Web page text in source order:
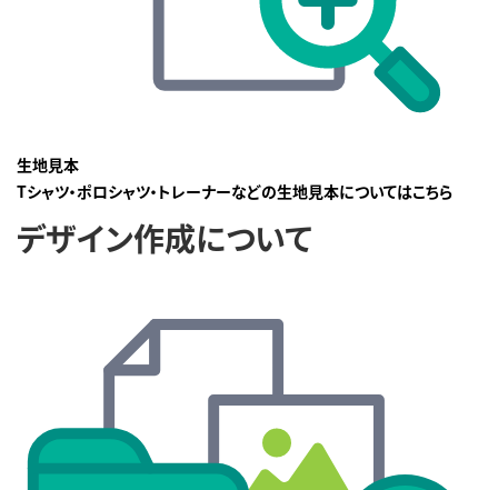
生地見本
Tシャツ・ポロシャツ・トレーナーなどの生地見本についてはこちら
デザイン作成について